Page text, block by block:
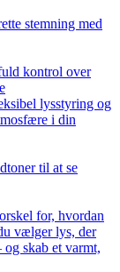
stemning med
kontrol over
lysstyring og
i din
til at se
for, hvordan
vælger lys, der
skab et varmt,